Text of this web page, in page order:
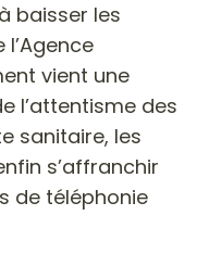
baisser les
l’Agence
vient une
l’attentisme des
sanitaire, les
s’affranchir
de téléphonie